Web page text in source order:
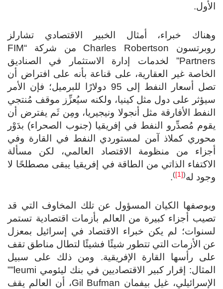
الأول.
وهناك خبراء، أمثال الخبير الاقتصادي تشارلز
روبرتسون Charles Robertson من شركة “FIM
Partners” لخدمات إدارة الاستثمار في الصناديق
الخاصة غير العقارية، على قناعة بأنه على افتراض أن
تصل أسعار النفط إلى 95 دولارًا للبرميل؛ فإن الأمر
سيؤثر على دول مثل كينيا، ولكنه سيُعزِّز موقف مُنتجي
النفط الأفارقة مثل أنجولا ونيجيريا، ومِن ثَم يفترض أن
يقوم مُصدِّرو النفط في إفريقيا (جنوب الصحراء) بدَوْر
محوري كملاذ آمن لمستوردي النفط في القارة وفي
أجزاء من منظومة الاقتصاد العالمي، لكن مسألة
الاكتفاء الذاتي من الطاقة في إفريقيا يبقى مصطلحًا لا
وجود له
)
.
وبوصفها الكيان المسؤول عن تلك المخاوف التي قد
تصيب أجزاء كبيرة من العالم بأزمات اقتصادية تستمر
لسنوات؛ لم يكن خبراء الاقتصاد في إسرائيل بمعزل
عن الأزمات التي تتطور شيئًا فشيئًا لتطال مناطق تقف
على رأسها القارة الإفريقية. ومن ذلك على سبيل
المثال: إقرار كبير الاقتصاديين في بنك ليئومي leumi””
الإسرائيلي، غيل بيفمان Gil Bufman، أن العالم يقف